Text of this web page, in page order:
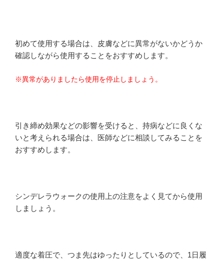
初めて使用する場合は、皮膚などに異常がないかどうか
確認しながら使用することをおすすめします。
※異常がありましたら使用を停止しましょう。
引き締め効果などの影響を受けると、持病などに良くな
いと考えられる場合は、医師などに相談してみることを
おすすめします。
シンデレラウォークの使用上の注意をよく見てから使用
しましょう。
適度な着圧で、つま先はゆったりとしているので、1日履